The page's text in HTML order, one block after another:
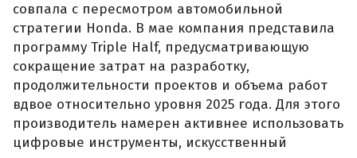
совпала с пересмотром автомобильной
стратегии Honda. В мае компания представила
программу Triple Half, предусматривающую
сокращение затрат на разработку,
продолжительности проектов и объема работ
вдвое относительно уровня 2025 года. Для этого
производитель намерен активнее использовать
цифровые инструменты, искусственный